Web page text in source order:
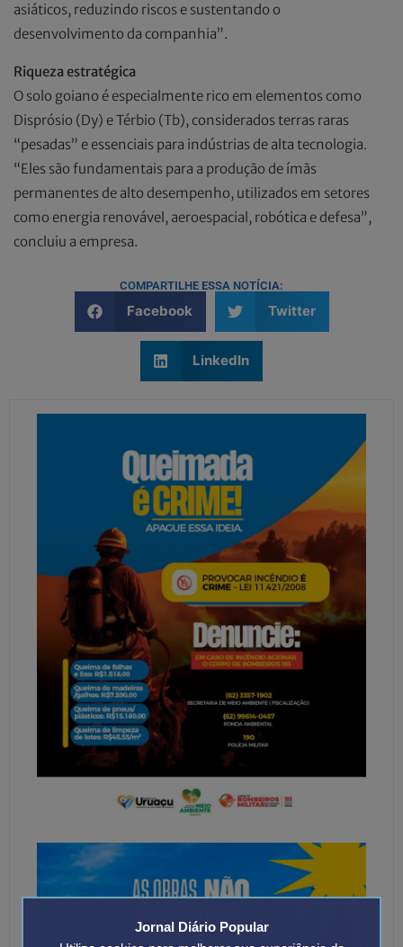
Jornal Diário Popular
asiáticos, reduzindo riscos e sustentando o
desenvolvimento da companhia”.
Riqueza estratégica
O solo goiano é especialmente rico em elementos como
Disprósio (Dy) e Térbio (Tb), considerados terras raras
“pesadas” e essenciais para indústrias de alta tecnologia.
“Eles são fundamentais para a produção de ímãs
permanentes de alto desempenho, utilizados em setores
como energia renovável, aeroespacial, robótica e defesa”,
concluiu a empresa.
COMPARTILHE ESSA NOTÍCIA:
Facebook Twitter
LinkedIn